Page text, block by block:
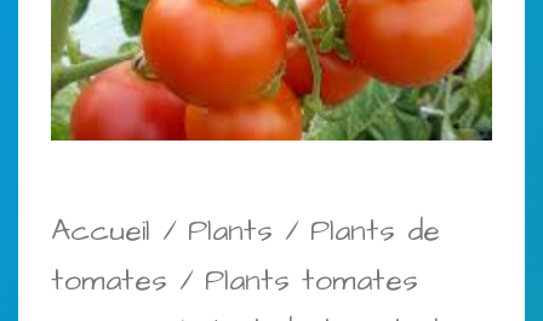
Accueil / Plants / Plants de
tomates / Plants tomates